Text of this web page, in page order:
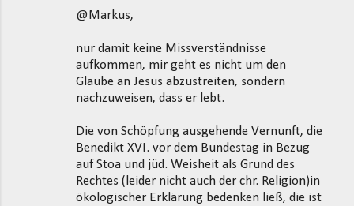
@Markus,
nur damit keine Missverständnisse
aufkommen, mir geht es nicht um den
Glaube an Jesus abzustreiten, sondern
nachzuweisen, dass er lebt.
Die von Schöpfung ausgehende Vernunft, die
Benedikt XVI. vor dem Bundestag in Bezug
auf Stoa und jüd. Weisheit als Grund des
Rechtes (leider nicht auch der chr. Religion)in
ökologischer Erklärung bedenken ließ, die ist